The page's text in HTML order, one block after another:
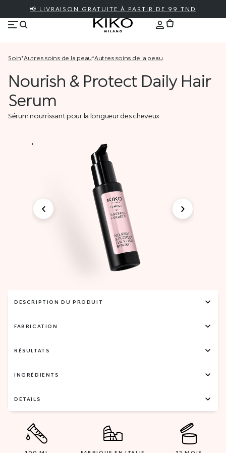
📢 LIVRAISON GRATUITE À PARTIR DE 99 TND
soin* autres soins de la peau* autres soins de la peau
Nourish & Protect Daily Hair
Serum
Sérum nourrissant pour la longueur des cheveux
DESCRIPTION DU PRODUIT
FABRICATION
RÉSULTATS
INGRÉDIENTS
DÉTAILS